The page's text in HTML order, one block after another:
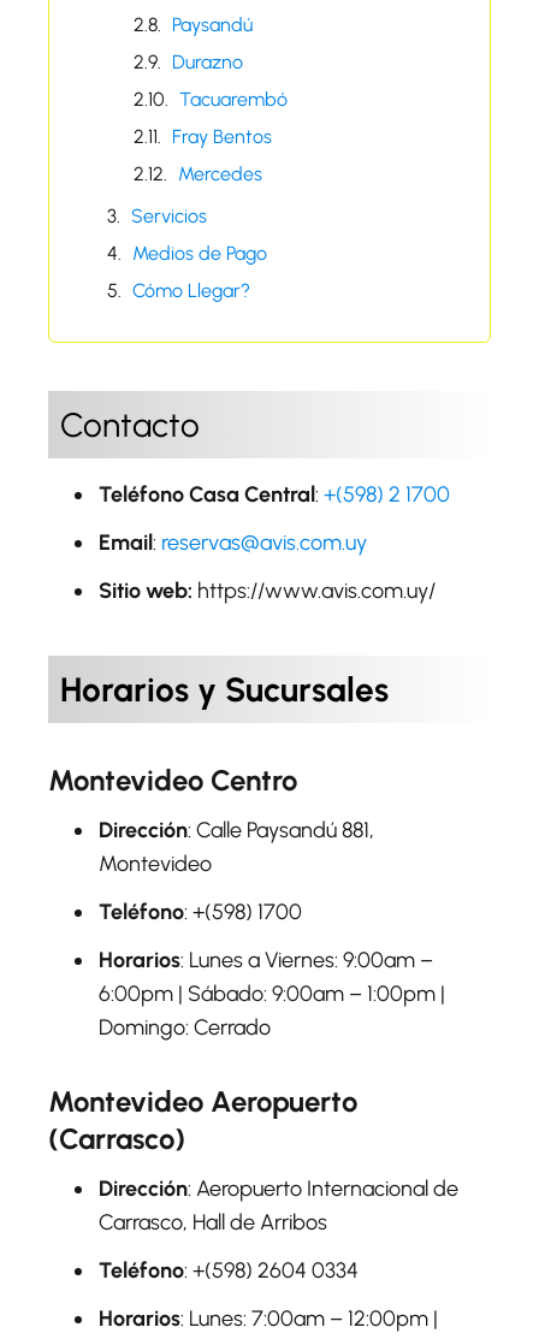
Paysandú
Durazno
Tacuarembó
Fray Bentos
Mercedes
Servicios
Medios de Pago
Cómo Llegar?
Contacto
Teléfono Casa Central: +(598) 2 1700
Email: reservas@avis.com.uy
Sitio web: https://www.avis.com.uy/
Horarios y Sucursales
Montevideo Centro
Dirección: Calle Paysandú 881,
Montevideo
Teléfono: +(598) 1700
Horarios: Lunes a Viernes: 9:00am –
6:00pm | Sábado: 9:00am – 1:00pm |
Domingo: Cerrado
Montevideo Aeropuerto
(Carrasco)
Dirección: Aeropuerto Internacional de
Carrasco, Hall de Arribos
Teléfono: +(598) 2604 0334
Horarios: Lunes: 7:00am – 12:00pm |